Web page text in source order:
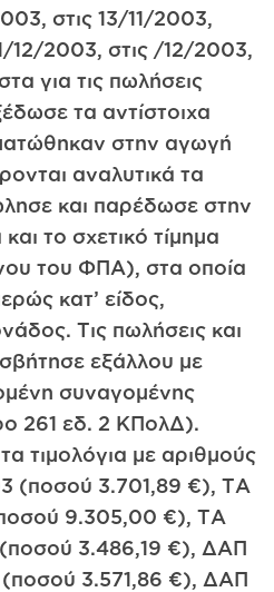
στις 13/11/2003,
12/2003, στις /12/2003,
για τις πωλήσεις
τα αντίστοιχα
στην αγωγή
αναλυτικά τα
και παρέδωσε στην
το σχετικό τίμημα
του ΦΠΑ), στα οποία
κατ’ είδος,
Τις πωλήσεις και
εξάλλου με
συναγομένης
261 εδ. 2 ΚΠολΔ).
τιμολόγια με αριθμούς
(ποσού 3.701,89 €), ΤΑ
9.305,00 €), ΤΑ
3.486,19 €), ΔΑΠ
3.571,86 €), ΔΑΠ